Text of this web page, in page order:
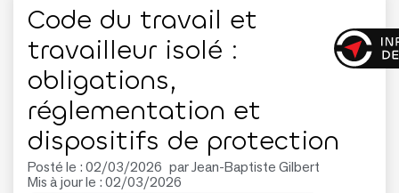
Code du travail et
travailleur isolé :
obligations,
réglementation et
dispositifs de protection
Posté le :02/03/2026 parJean-Baptiste Gilbert
Mis à jour le : 02/03/2026